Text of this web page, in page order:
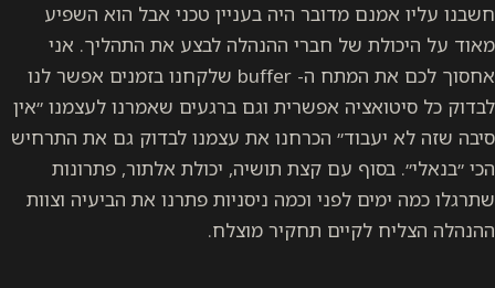
חשבנו עליו אמנם מדובר היה בעניין טכני אבל הוא השפיע
מאוד על היכולת של חברי ההנהלה לבצע את התהליך. אני
אחסוך לכם את המתח ה- buffer שלקחנו בזמנים אפשר לנו
לבדוק כל סיטואציה אפשרית וגם ברגעים שאמרנו לעצמנו ״אין
סיבה שזה לא יעבוד״ הכרחנו את עצמנו לבדוק גם את התרחיש
הכי ״בנאלי״. בסוף עם קצת תושיה, יכולת אלתור, פתרונות
שתרגלו כמה ימים לפני וכמה ניסניות פתרנו את הביעיה וצוות
ההנהלה הצליח לקיים תחקיר מוצלח.